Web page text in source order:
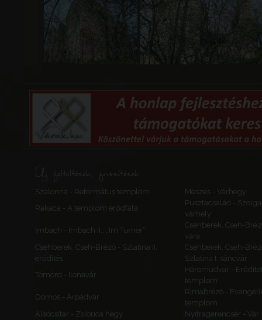
Új feltöltések, frissítések
Szalonna - Református templom
Meszes - Várhegy
Rakaca - A templom erődfala
Pusztacsalád -
várhely
Imbach - Imbach II., „Im Turner”
Csehberek, Cseh-
vára
Csehberek, Cseh-Brézó - Szlatina II.
erődítés
Csehberek, Cseh-
Szlatina I. sáncvár
Tömörd - Ilonavár
Háromudvar -
templom
Dömös - Árpádvár
Rimabrézó -
templom
Alsócsitár - Zsibrica hegy
Nyitragerencsér - Vár